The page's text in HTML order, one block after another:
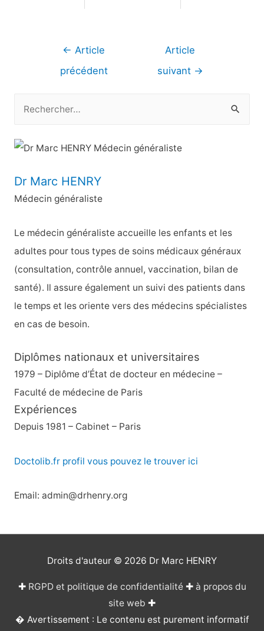
Navigation
← Article
précédent
Article
suivant →
c
e
r
h
e
r
:
Dr Marc HENRY
Médecin généraliste
Le médecin généraliste accueille les enfants et les
adultes pour tous types de soins médicaux généraux
(consultation, contrôle annuel, vaccination, bilan de
santé). Il assure également un suivi des patients dans
le temps et les oriente vers des médecins spécialistes
en cas de besoin.
Diplômes nationaux et universitaires
1979 – Diplôme d’État de docteur en médecine –
Faculté de médecine de Paris
Expériences
Depuis 1981 – Cabinet – Paris
Doctolib.fr profil vous pouvez le trouver ici
Email: admin@drhenry.org
Droits d'auteur © 2026 Dr Marc HENRY
✚ RGPD et politique de confidentialité✚ à propos du
site web ✚
� Avertissement : Le contenu est purement informatif